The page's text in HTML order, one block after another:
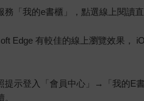
「我的e書櫃」，點選線上閱讀直
Edge 有較佳的線上瀏覽效果，
提示登入「會員中心」→「我的E